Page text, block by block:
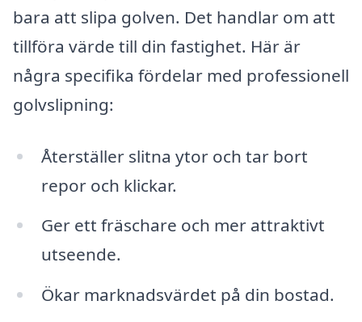
bara att slipa golven. Det handlar om att
tillföra värde till din fastighet. Här är
några specifika fördelar med professionell
golvslipning:
Återställer slitna ytor och tar bort
repor och klickar.
Ger ett fräschare och mer attraktivt
utseende.
Ökar marknadsvärdet på din bostad.